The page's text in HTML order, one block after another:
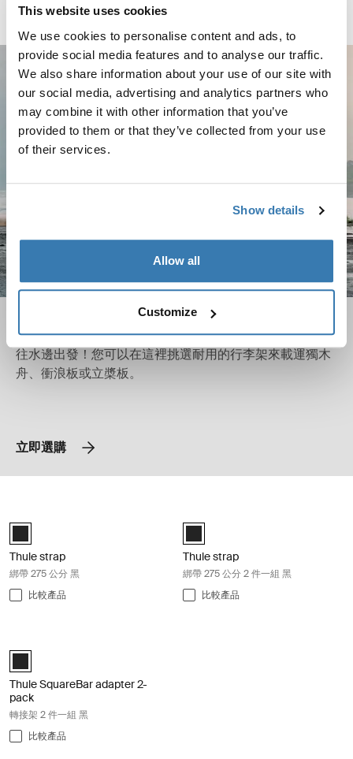
This website uses cookies
We use cookies to personalise content and ads, to
provide social media features and to analyse our traffic.
We also share information about your use of our site with
our social media, advertising and analytics partners who
may combine it with other information that you’ve
provided to them or that they’ve collected from your use
of their services.
Show details
Allow all
Customize
比較產品
往水邊出發！您可以在這裡挑選耐用的行李架來載運獨木
舟、衝浪板或立槳板。
立即選購
Black (selected)
Thule strap
綁帶 275 公分 黑
比較產品
Black (selected)
Thule strap
綁帶 275 公分 2 件一組 黑
比較產品
Black (selected)
Thule SquareBar adapter 2-
pack
轉接架 2 件一組 黑
比較產品